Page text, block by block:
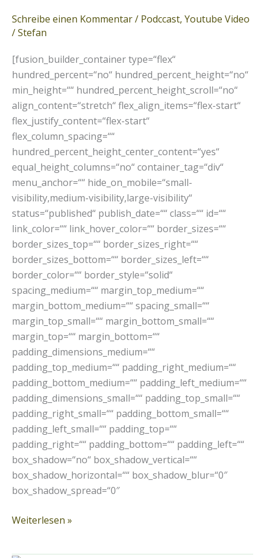
Schreibe einen Kommentar/ Podccast, Youtube Video
/Stefan
[fusion_builder_container type=“flex“
hundred_percent=“no“ hundred_percent_height=“no“
min_height=““ hundred_percent_height_scroll=“no“
align_content=“stretch“ flex_align_items=“flex-start“
flex_justify_content=“flex-start“
flex_column_spacing=““
hundred_percent_height_center_content=“yes“
equal_height_columns=“no“ container_tag=“div“
menu_anchor=““ hide_on_mobile=“small-
visibility,medium-visibility,large-visibility“
status=“published“ publish_date=““ class=““ id=““
link_color=““ link_hover_color=““ border_sizes=““
border_sizes_top=““ border_sizes_right=““
border_sizes_bottom=““ border_sizes_left=““
border_color=““ border_style=“solid“
spacing_medium=““ margin_top_medium=““
margin_bottom_medium=““ spacing_small=““
margin_top_small=““ margin_bottom_small=““
margin_top=““ margin_bottom=““
padding_dimensions_medium=““
padding_top_medium=““ padding_right_medium=““
padding_bottom_medium=““ padding_left_medium=““
padding_dimensions_small=““ padding_top_small=““
padding_right_small=““ padding_bottom_small=““
padding_left_small=““ padding_top=““
padding_right=““ padding_bottom=““ padding_left=““
box_shadow=“no“ box_shadow_vertical=““
box_shadow_horizontal=““ box_shadow_blur=“0″
box_shadow_spread=“0″
für
Porsche
&
Globetrotter
Weiterlesen »